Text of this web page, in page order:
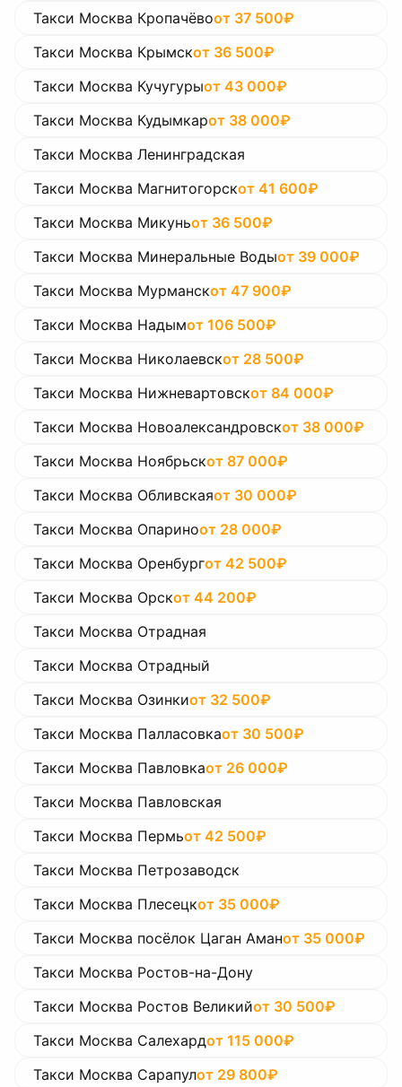
Такси Москва Кропачёвоот 37 500₽
Такси Москва Крымскот 36 500₽
Такси Москва Кучугурыот 43 000₽
Такси Москва Кудымкарот 38 000₽
Такси Москва Ленинградская
Такси Москва Магнитогорскот 41 600₽
Такси Москва Микуньот 36 500₽
Такси Москва Минеральные Водыот 39 000₽
Такси Москва Мурманскот 47 900₽
Такси Москва Надымот 106 500₽
Такси Москва Николаевскот 28 500₽
Такси Москва Нижневартовскот 84 000₽
Такси Москва Новоалександровскот 38 000₽
Такси Москва Ноябрьскот 87 000₽
Такси Москва Обливскаяот 30 000₽
Такси Москва Опариноот 28 000₽
Такси Москва Оренбургот 42 500₽
Такси Москва Орскот 44 200₽
Такси Москва Отрадная
Такси Москва Отрадный
Такси Москва Озинкиот 32 500₽
Такси Москва Палласовкаот 30 500₽
Такси Москва Павловкаот 26 000₽
Такси Москва Павловская
Такси Москва Пермьот 42 500₽
Такси Москва Петрозаводск
Такси Москва Плесецкот 35 000₽
Такси Москва посёлок Цаган Аманот 35 000₽
Такси Москва Ростов-на-Дону
Такси Москва Ростов Великийот 30 500₽
Такси Москва Салехардот 115 000₽
Такси Москва Сарапулот 29 800₽